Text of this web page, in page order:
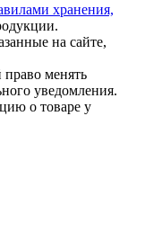
хранения,
на сайте,
право менять
уведомления.
о товаре у